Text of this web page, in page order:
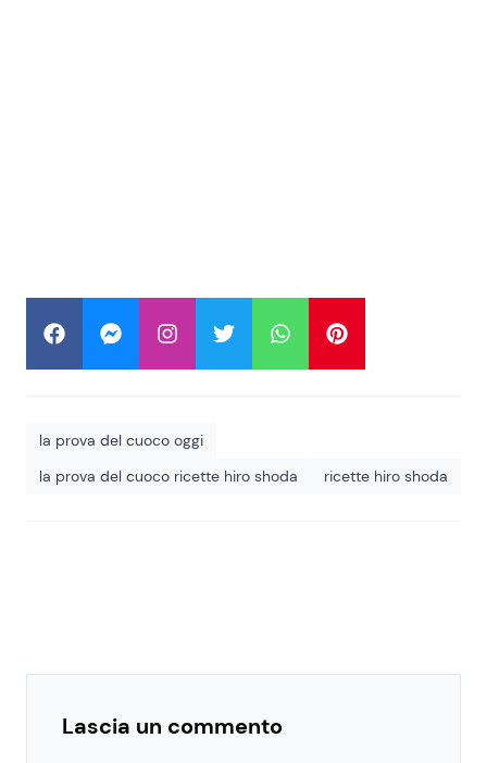
la prova del cuoco oggi
la prova del cuoco ricette hiro shoda
ricette hiro shoda
Lascia un commento